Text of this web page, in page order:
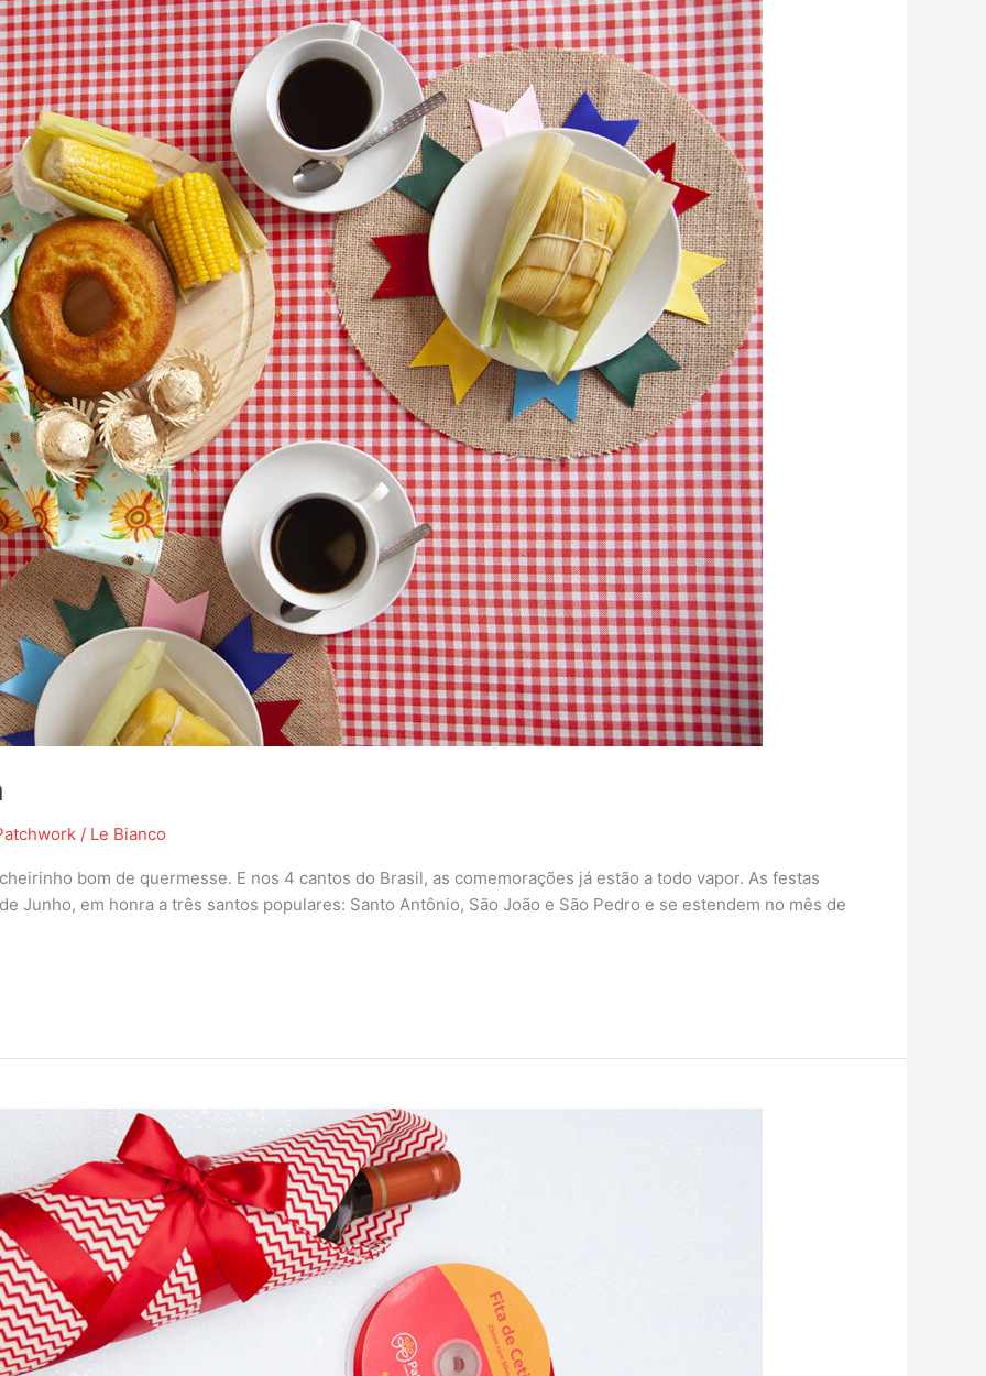
/ Le Bianco
bom de quermesse. E nos 4 cantos do Brasil, as comemorações já estão a todo vapor. As festas
Junho, em honra a três santos populares: Santo Antônio, São João e São Pedro e se estendem no mês de